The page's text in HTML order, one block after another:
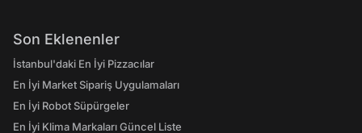
Son Eklenenler
İstanbul'daki En İyi Pizzacılar
En İyi Market Sipariş Uygulamaları
En İyi Robot Süpürgeler
En İyi Klima Markaları Güncel Liste